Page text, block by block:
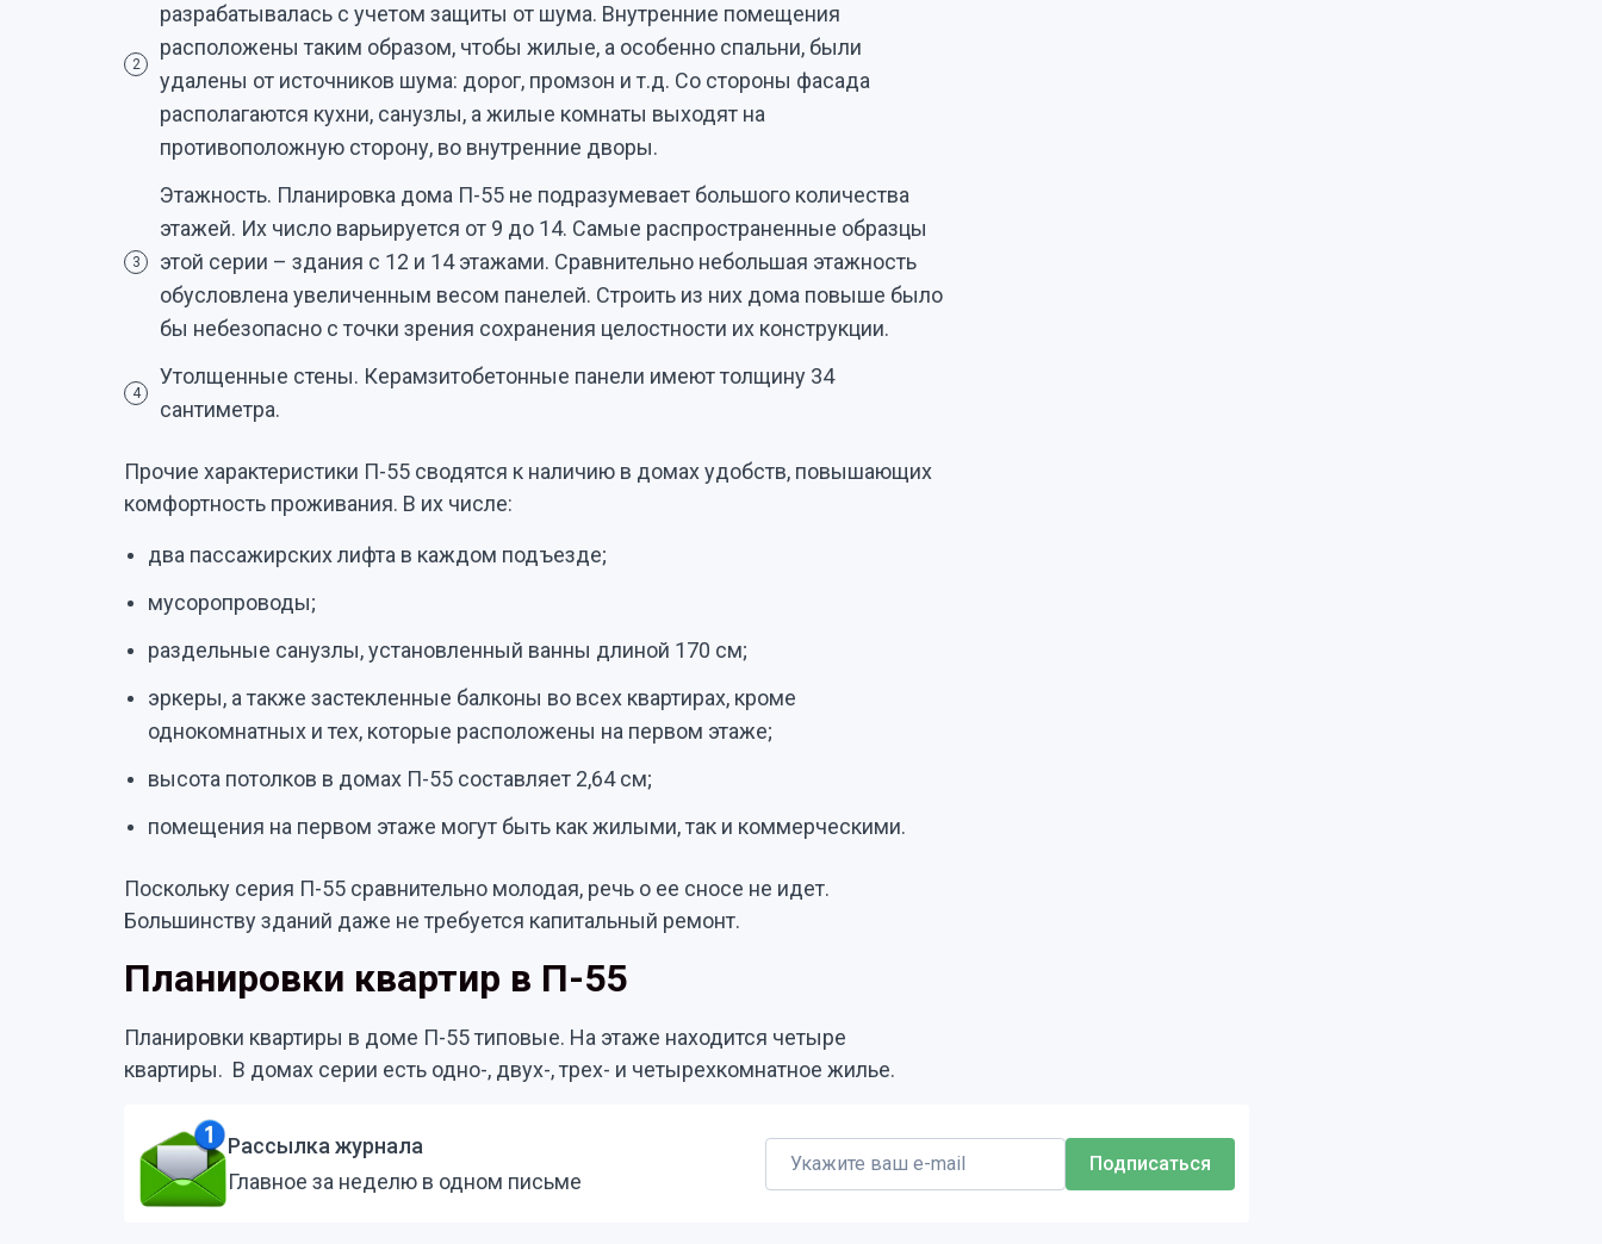
2
разрабатывалась с учетом защиты от шума. Внутренние помещения
расположены таким образом, чтобы жилые, а особенно спальни, были
удалены от источников шума: дорог, промзон и т.д. Со стороны фасада
располагаются кухни, санузлы, а жилые комнаты выходят на
противоположную сторону, во внутренние дворы.
3
Этажность. Планировка дома П-55 не подразумевает большого количества
этажей. Их число варьируется от 9 до 14. Самые распространенные образцы
этой серии – здания с 12 и 14 этажами. Сравнительно небольшая этажность
обусловлена увеличенным весом панелей. Строить из них дома повыше было
бы небезопасно с точки зрения сохранения целостности их конструкции.
4
Утолщенные стены. Керамзитобетонные панели имеют толщину 34
сантиметра.
Прочие характеристики П-55 сводятся к наличию в домах удобств, повышающих
комфортность проживания. В их числе:
два пассажирских лифта в каждом подъезде;
мусоропроводы;
раздельные санузлы, установленный ванны длиной 170 см;
эркеры, а также застекленные балконы во всех квартирах, кроме
однокомнатных и тех, которые расположены на первом этаже;
высота потолков в домах П-55 составляет 2,64 см;
помещения на первом этаже могут быть как жилыми, так и коммерческими.
Поскольку серия П-55 сравнительно молодая, речь о ее сносе не идет.
Большинству зданий даже не требуется капитальный ремонт.
Планировки квартир в П-55
Планировки квартиры в доме П-55 типовые. На этаже находится четыре
квартиры. В домах серии есть одно-, двух-, трех- и четырехкомнатное жилье.
Рассылка журнала
Главное за неделю в одном письме